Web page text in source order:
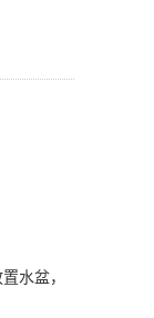
水盆，